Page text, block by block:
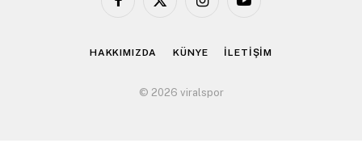
Facebook
X
InstagramYouTube
HAKKIMIZDA KÜNYE İLETİŞİM
© 2026 viralspor